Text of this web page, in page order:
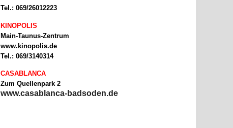
Tel.: 069/26012223
KINOPOLIS
Main-Taunus-Zentrum
www.kinopolis.de
Tel.: 069/3140314
CASABLANCA
Zum Quellenpark 2
www.casablanca-badsoden.de